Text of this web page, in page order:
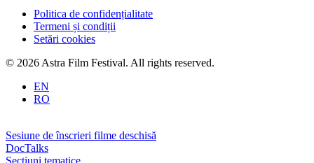
Politica de confidențialitate
Termeni și condiții
Setări cookies
© 2026 Astra Film Festival. All rights reserved.
EN
RO
Sesiune de înscrieri filme deschisă
DocTalks
Secțiuni tematice